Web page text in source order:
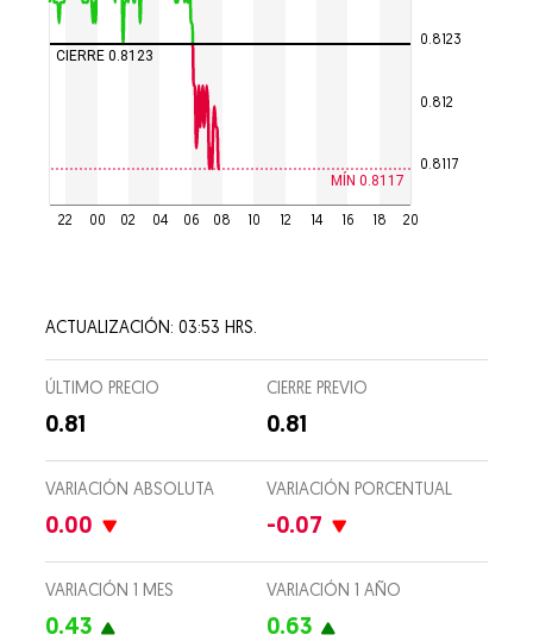
CIERRE 0.8123
MÍN 0.8117
22 00 02 04 06 08 10 12 14 16 18 20
0.8117
0.812
0.8123
ACTUALIZACIÓN: 03:53 HRS.
ÚLTIMO PRECIO
0.81
CIERRE PREVIO
0.81
VARIACIÓN ABSOLUTA
0.00
VARIACIÓN PORCENTUAL
-0.07
VARIACIÓN 1 MES
0.43
VARIACIÓN 1 AÑO
0.63